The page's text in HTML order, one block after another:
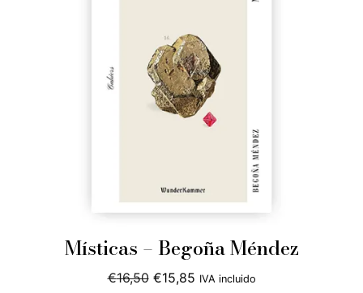
Místicas – Begoña Méndez
€16,50 El
€15,85ElIVA incluido